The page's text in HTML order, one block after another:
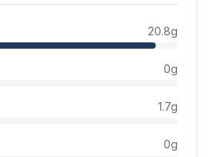
20.8g
0g
1.7g
0g